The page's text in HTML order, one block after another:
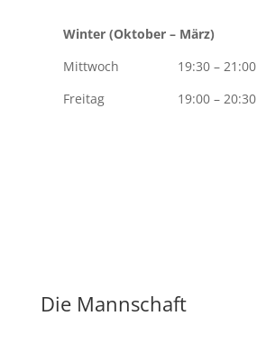
Winter (Oktober – März)
Mittwoch
19:30 – 21:00
Freitag
19:00 – 20:30
Die Mannschaft